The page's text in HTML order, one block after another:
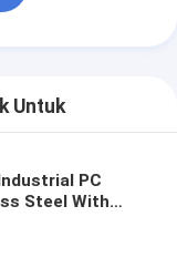
Untuk
PC
Steel With